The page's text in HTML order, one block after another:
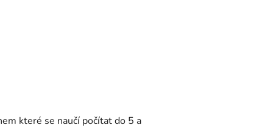
které se naučí počítat do 5 a